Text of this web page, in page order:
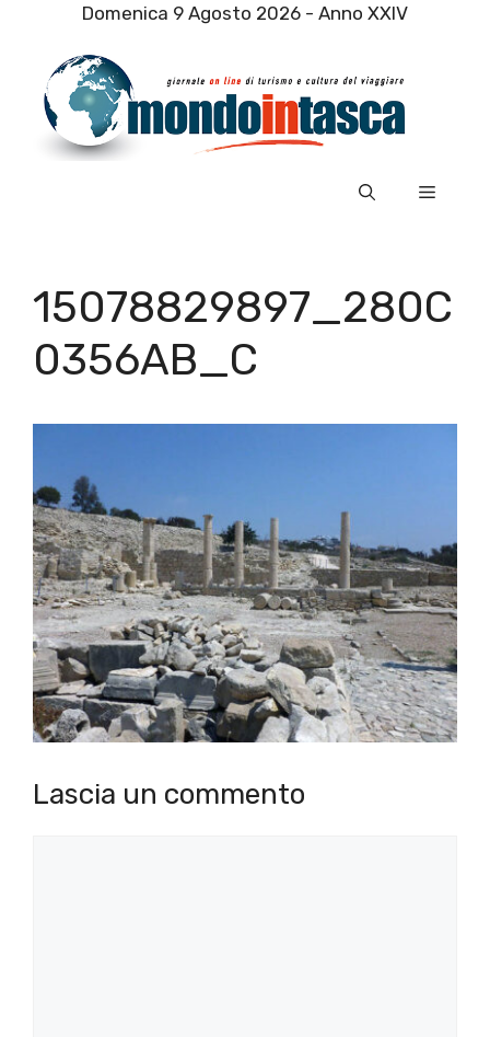
contenuto
Domenica 9 Agosto 2026 - Anno XXIV
Menu
15078829897_280C
0356AB_C
Lascia un commento